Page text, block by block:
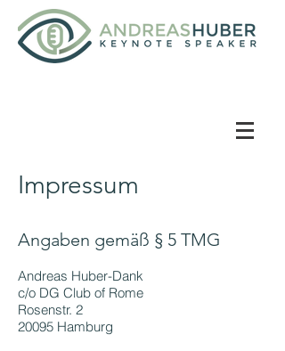
Impressum
Angaben gemäß § 5 TMG
Andreas Huber-Dank
c/o DG Club of Rome
Rosenstr. 2
20095 Hamburg